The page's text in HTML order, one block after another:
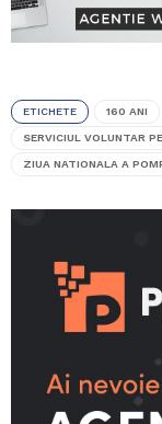
ETICHETE 160 ANI
SERVICIUL VOLUNTAR
ZIUA NATIONALA A